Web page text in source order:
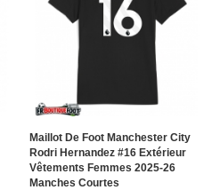
Maillot De Foot Manchester City
Rodri Hernandez #16 Extérieur
Vêtements Femmes 2025-26
Manches Courtes